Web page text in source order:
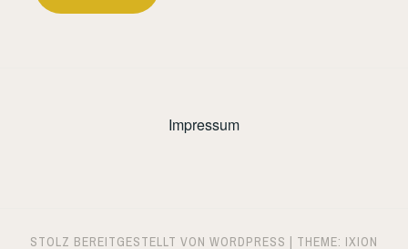
Impressum
STOLZ BEREITGESTELLT VON WORDPRESS | THEME: IXION